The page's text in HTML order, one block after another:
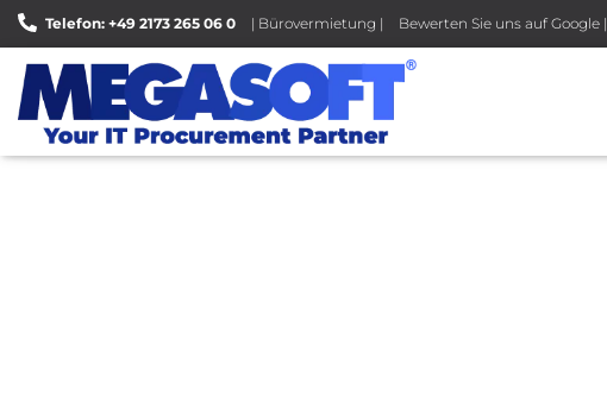
Telefon: +49 2173 265 06 0 | Bürovermietung | Bewerten Sie uns auf Google |